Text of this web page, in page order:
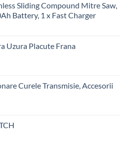
Sliding Compound Mitre Saw,
Battery, 1 x Fast Charger
Uzura Placute Frana
Curele Transmisie, Accesorii